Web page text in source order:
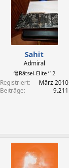
Sahit
Admiral
🎅Rätsel-Elite ’12
Registriert
März 2010
Beiträge
9.211